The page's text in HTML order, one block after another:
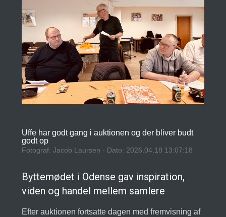
Uffe har godt gang i auktionen og der bliver budt
godt op
Fotograf: Jacob Laursen - Dato: 2026.04.18 13:07:18
Byttemødet i Odense gav inspiration,
viden og handel mellem samlere
Efter auktionen fortsatte dagen med fremvisning af